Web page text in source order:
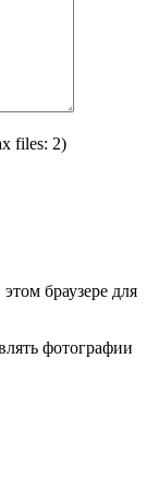
files: 2)
браузере для
фотографии